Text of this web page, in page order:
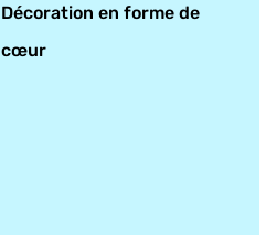
Décoration en forme de
cœur